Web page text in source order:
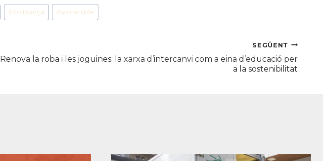
#Solidança #sostenible
SEGÜENT
Renova la roba i les joguines: la xarxa d’intercanvi com a eina d’educació per
a la sostenibilitat